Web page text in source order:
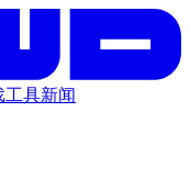
工具新闻